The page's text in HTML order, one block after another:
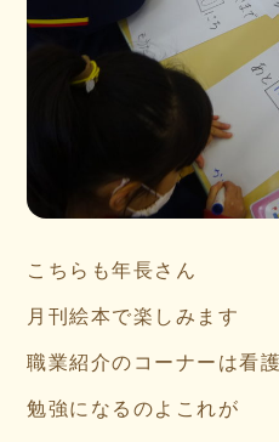
こちらも年長さん
月刊絵本で楽しみます
職業紹介のコーナーは看
勉強になるのよこれが